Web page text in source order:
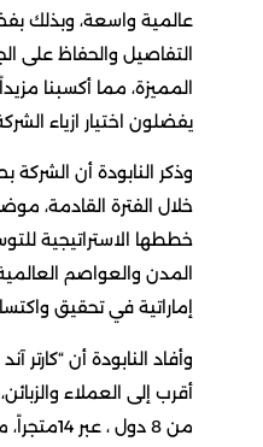
عالمية واسعة، وبذلك
التفاصيل والحفاظ على
المميزة، مما أكسبنا
يفضلون اختيار ازياء
وذكر النابودة أن
خلال الفترة القادمة،
خططها الاستراتيجية
المدن والعواصم
إماراتية في تحقيق
وأفاد النابودة أن
أقرب إلى العملاء
من 8 دول ،